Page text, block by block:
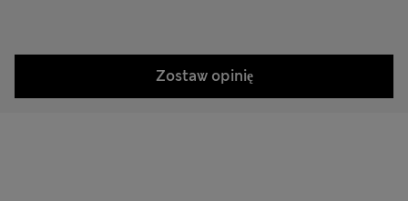
Zostaw opinię